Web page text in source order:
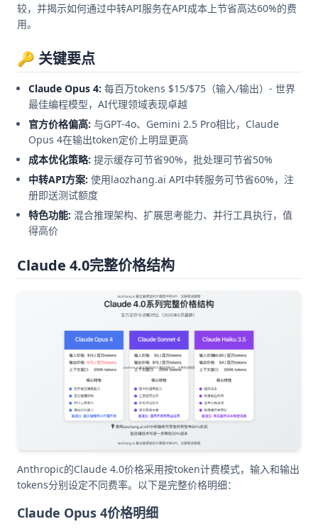
较，并揭示如何通过中转API服务在API成本上节省高达60%的费
用。
🔑 关键要点
Claude Opus 4: 每百万tokens $15/$75（输入/输出）- 世界
最佳编程模型，AI代理领域表现卓越
官方价格偏高: 与GPT-4o、Gemini 2.5 Pro相比，Claude
Opus 4在输出token定价上明显更高
成本优化策略: 提示缓存可节省90%，批处理可节省50%
中转API方案: 使用laozhang.ai API中转服务可节省60%，注
册即送测试额度
特色功能: 混合推理架构、扩展思考能力、并行工具执行，值
得高价
Claude 4.0完整价格结构
Anthropic的Claude 4.0价格采用按token计费模式，输入和输出
tokens分别设定不同费率。以下是完整价格明细：
Claude Opus 4价格明细